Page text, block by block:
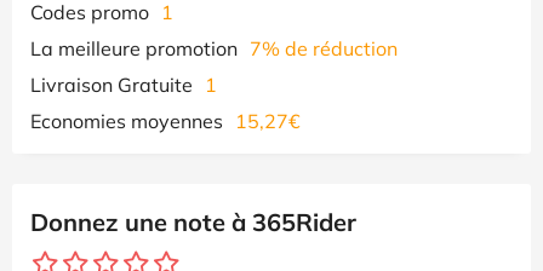
Codes promo 1
La meilleure promotion 7% de réduction
Livraison Gratuite
1
Economies moyennes
15,27€
Donnez une note à 365Rider